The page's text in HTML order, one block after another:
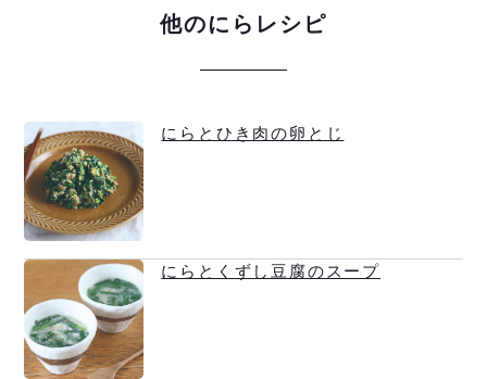
他のにらレシピ
にらとひき肉の卵とじ
にらとくずし豆腐のスープ